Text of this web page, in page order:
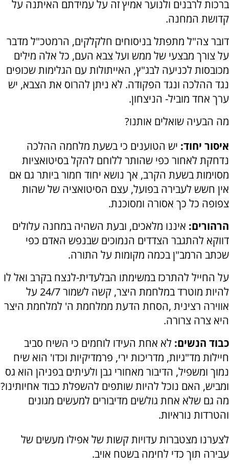
ברכות לרבנים ולנוער אמיץ זה על עמידתם האיתנה על
קדושת המחנה.
דובר צה"ל מתפתל בניסוחים חלקלקים, הרמטכ"ל מדבר
על צורך מבצעי של ממש ועל צבא העם, כל אלה מילים
מכובסות לכניעה לבג"ץ, האייתולות עם הגלימות שכופים
נגד ההלכה ונגד הפקודה. לא ניתן להרוס את הצבא, יש
ערך אחד מוביל- הניצחון.
מה הבעיה שואלים אותנו?
איסור יחוד: יש הטוענים כי בשעת מלחמה ההלכה
נדחקת לאחור כפי שהותר ללוחם להקל בסיטואציות
מסוימות בשעת הקרב, אך נושא יחוד חמור ביותר גם אם
אין חשש לעבירה בפועל, עצם הסיטואציה של שהות
צפופה כל כך אסורה ומסוכנת.
הרהורים: איננו מלאכים, ובעת השהיה במחנה עלולים
דווקא להתגבר הצדדים הנמוכים שבנפש האדם כפי
שכתב הרמב"ן בכמה מקומות על התורה.
על החייל להתרכז במשימתו הבלעדית-לנצח בקרב ואל לו
להיות מוטרד במלחמת היצר, קשה לשמור 24/7 על
אווירה רצינית ,הסחת הדעת ממלחמת ה' למלחמת היצר
היא צרה צרורה.
כבוד הנשים: לא אחת העידו לוחמים כי השיח סביב
חיילות מד"גיות, מדריכות ירי, פרמדיקיות וכדו' הוא שיח
נמוך ומשפיל, הדיבור מאחורי גבן ולעיתים בפניהן הוא גס
ומביש, האם נוכל להיות שותפים להשפלת כבוד אחיותינו?
מה גם שלא אחת גולשים מדיבורים למעשים מגונים
והטרדות נוראיות.
לצערנו מצטברות עדויות קשות של אפילו מעשים של
עבירה תוך כדי לחימה בשטח אויב.